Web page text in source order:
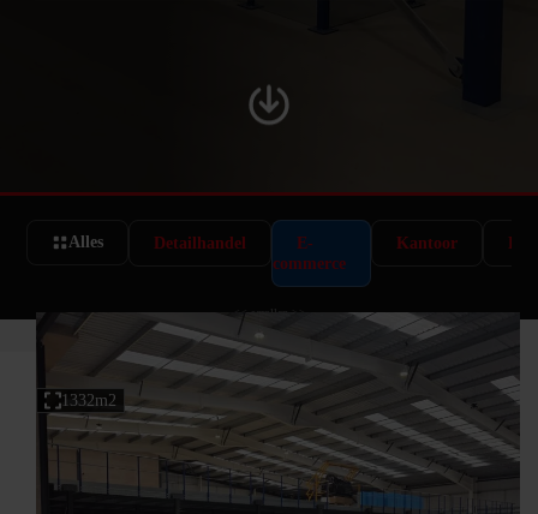
Alles Detailhandel
E-
commerce
Kantoor
<< scrollen >>
1332m2